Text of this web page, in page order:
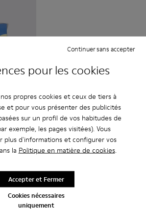
pour les cookies
propres cookies et ceux de tiers à
et pour vous présenter des publicités
sur un profil de vos habitudes de
exemple, les pages visitées). Vous
plus d'informations et configurer vos
la Politique en matière de cookies.
Cookies nécessaires
uniquement
Continuer sans accepter
Accepter et Fermer